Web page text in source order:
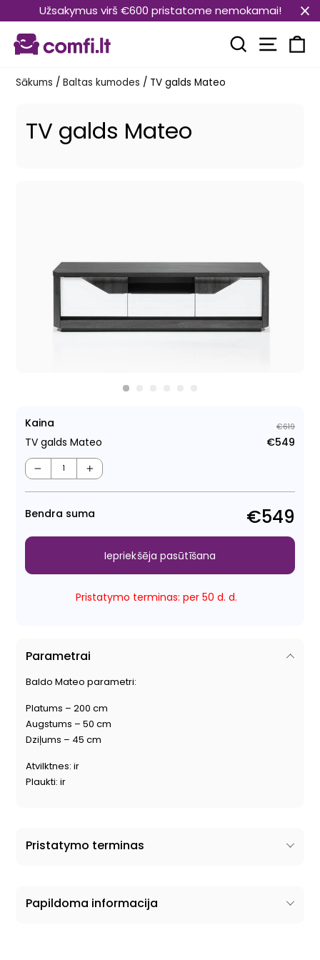
uz
saturu
Užsakymus virš €600 pristatome nemokamai!
Meklēt
Sākums / Baltas kumodes / TV galds Mateo
TV galds Mateo
Kaina
TV galds Mateo
€619
€549
− +
Bendra suma €549
Pristatymo terminas: per 50 d. d.
Iepriekšēja pasūtīšana
Parametrai
Baldo Mateo parametri:
Platums – 200 cm
Augstums – 50 cm
Dziļums – 45 cm
Atvilktnes: ir
Plaukti: ir
Pristatymo terminas
Papildoma informacija